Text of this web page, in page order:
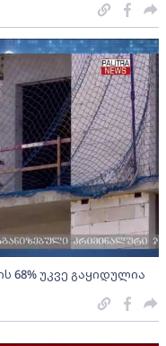
68% უკვე გაყიდულია